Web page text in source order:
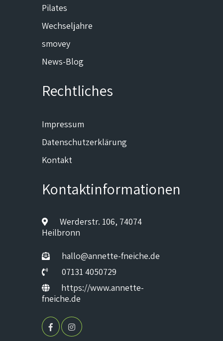
Pilates
Wechseljahre
smovey
News-Blog
Rechtliches
Impressum
Datenschutzerklärung
Kontakt
Kontaktinformationen
Werderstr. 106, 74074
Heilbronn
hallo@annette-fneiche.de
07131 4050729
https://www.annette-
fneiche.de